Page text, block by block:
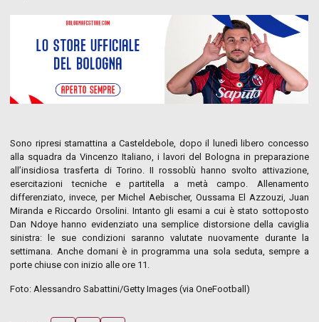
Sono ripresi stamattina a Casteldebole, dopo il lunedì libero concesso
alla squadra da Vincenzo Italiano, i lavori del Bologna in preparazione
all’insidiosa trasferta di Torino. II rossoblù hanno svolto attivazione,
esercitazioni tecniche e partitella a metà campo. Allenamento
differenziato, invece, per Michel Aebischer, Oussama El Azzouzi, Juan
Miranda e Riccardo Orsolini. Intanto gli esami a cui è stato sottoposto
Dan Ndoye hanno evidenziato una semplice distorsione della caviglia
sinistra: le sue condizioni saranno valutate nuovamente durante la
settimana. Anche domani è in programma una sola seduta, sempre a
porte chiuse con inizio alle ore 11.
Foto: Alessandro Sabattini/Getty Images (via OneFootball)